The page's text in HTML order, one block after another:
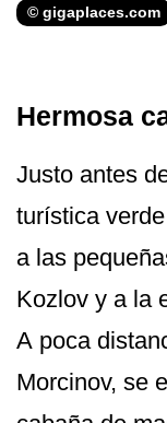
© gigaplaces.com
Hermosa
Justo antes
turística
a las
Kozlov y a la
A poca
Morcinov, se